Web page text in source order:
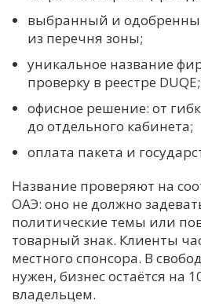
выбранный и
из перечня зоны;
уникальное название
проверку в реестре DUQE;
офисное решение: от
до отдельного кабинета;
оплата пакета и
Название проверяют на
ОАЭ: оно не должно
политические темы или
товарный знак. Клиенты
местного спонсора. В
нужен, бизнес остаётся на
владельцем.